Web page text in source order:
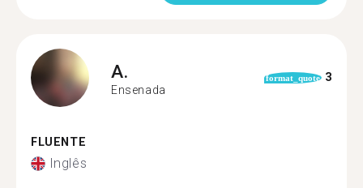
A.
Ensenada
format_quote 3
FLUENTE
Inglês